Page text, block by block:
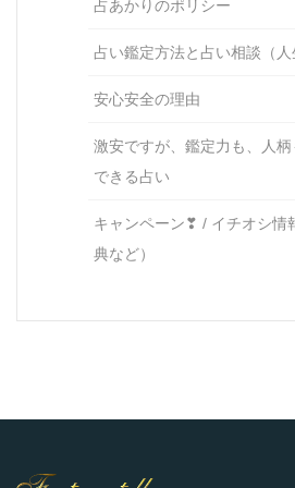
占あかりのポリシー
占い鑑定方法と占い相談（
安心安全の理由
激安ですが、鑑定力も、人
できる占い
キャンペーン❣ / イチオシ情
典など）